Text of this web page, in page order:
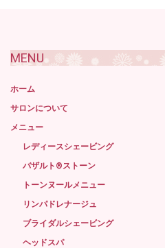
MENU
ホーム
サロンについて
メニュー
レディースシェービング
バザルト®ストーン
トーンヌールメニュー
リンパドレナージュ
ブライダルシェービング
ヘッドスパ